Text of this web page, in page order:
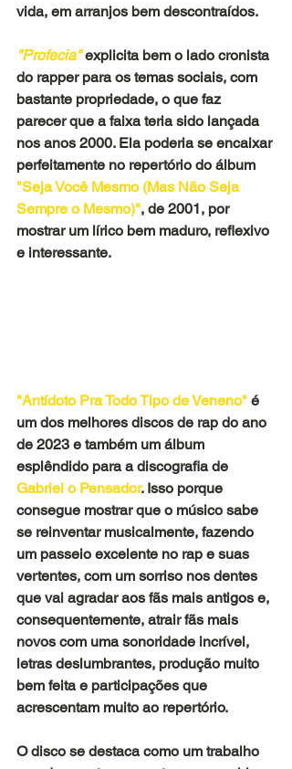
vida, em arranjos bem descontraídos.
"Profecia" explicita bem o lado cronista
do rapper para os temas sociais, com
bastante propriedade, o que faz
parecer que a faixa teria sido lançada
nos anos 2000. Ela poderia se encaixar
perfeitamente no repertório do álbum
"Seja Você Mesmo (Mas Não Seja
Sempre o Mesmo)", de 2001, por
mostrar um lírico bem maduro, reflexivo
e interessante.
"Antídoto Pra Todo Tipo de Veneno" é
um dos melhores discos de rap do ano
de 2023 e também um álbum
esplêndido para a discografia de
Gabriel o Pensador. Isso porque
consegue mostrar que o músico sabe
se reinventar musicalmente, fazendo
um passeio excelente no rap e suas
vertentes, com um sorriso nos dentes
que vai agradar aos fãs mais antigos e,
consequentemente, atrair fãs mais
novos com uma sonoridade incrível,
letras deslumbrantes, produção muito
bem feita e participações que
acrescentam muito ao repertório.
O disco se destaca como um trabalho